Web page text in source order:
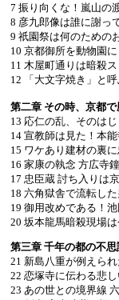
7 振り向くな！嵐山の
8 彦九郎像は誰に謝っ
9 祇園祭は何のための
10 京都御所を動物園
11 木屋町通りは暗殺ス
12 「大文字焼き」と
第二章 その時、京都
13 応仁の乱、そのは
14 宣教師は見た！本
15 ワケあり建材の裏に
16 家康の執念 方広寺
17 忠臣蔵 討ち入りは
18 六角獄舎で流転し
19 御用改めである！
20 坂本龍馬暗殺現場
第三章 千年の都の不
21 新島八重が例えら
22 恋塚寺に伝わる悲
23 あの世との境界線